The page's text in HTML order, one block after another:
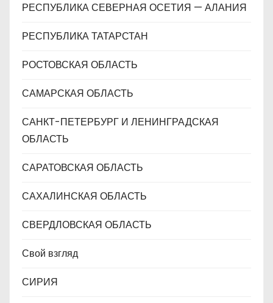
РЕСПУБЛИКА СЕВЕРНАЯ ОСЕТИЯ — АЛАНИЯ
РЕСПУБЛИКА ТАТАРСТАН
РОСТОВСКАЯ ОБЛАСТЬ
САМАРСКАЯ ОБЛАСТЬ
САНКТ-ПЕТЕРБУРГ И ЛЕНИНГРАДСКАЯ
ОБЛАСТЬ
САРАТОВСКАЯ ОБЛАСТЬ
САХАЛИНСКАЯ ОБЛАСТЬ
СВЕРДЛОВСКАЯ ОБЛАСТЬ
Свой взгляд
СИРИЯ